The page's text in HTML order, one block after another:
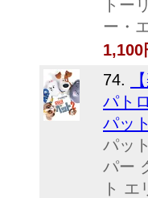
トー
ー・
1,100
74.
パト
パッ
パッ
パー
ト